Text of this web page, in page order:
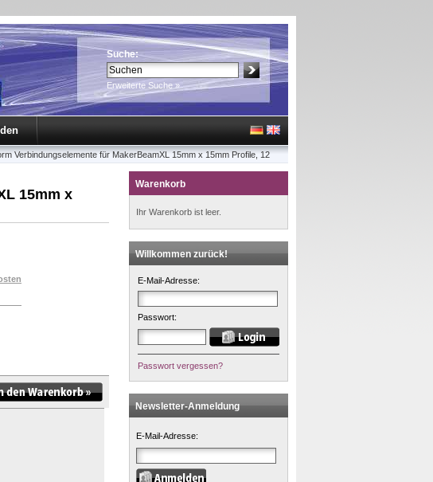
Suche:
Erweiterte Suche »
Verbindungselemente für MakerBeamXL 15mm x 15mm Profile, 12
15mm x
Warenkorb
Ihr Warenkorb ist leer.
Willkommen zurück!
E-Mail-Adresse:
Passwort:
Passwort vergessen?
Newsletter-Anmeldung
E-Mail-Adresse: